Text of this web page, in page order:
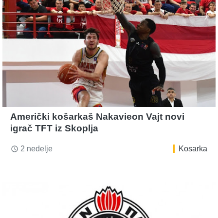
Američki košarkaš Nakavieon Vajt novi
igrač TFT iz Skoplja
access_time 2 nedelje Kosarka